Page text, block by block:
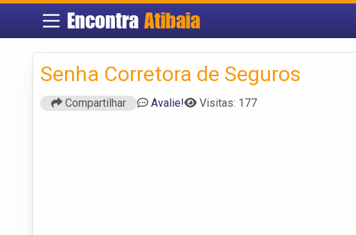
EncontraAtibaia
Senha Corretora de Seguros
Compartilhar Avalie! Visitas: 177